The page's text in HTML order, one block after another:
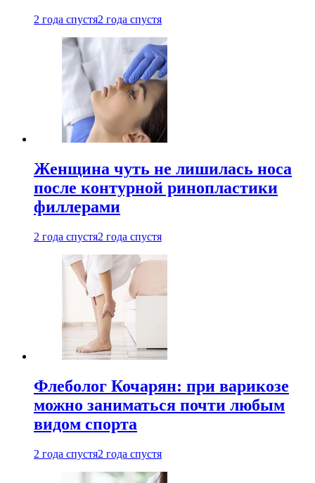
2 года спустя2 года спустя
Женщина чуть не лишилась носа
после контурной ринопластики
филлерами
2 года спустя2 года спустя
Флеболог Кочарян: при варикозе
можно заниматься почти любым
видом спорта
2 года спустя2 года спустя